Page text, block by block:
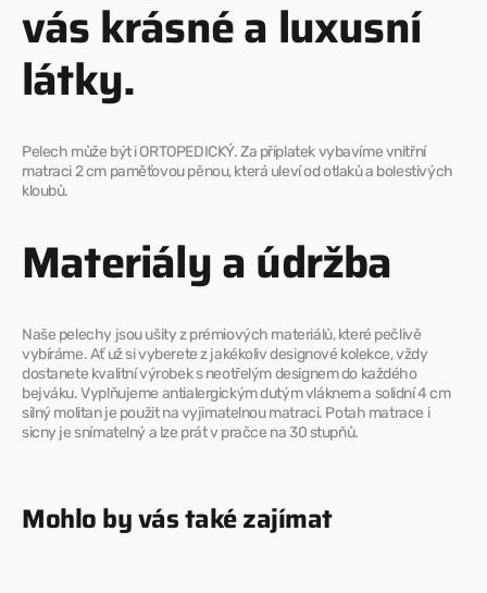
vás krásné a luxusní
látky.
Pelech může být i ORTOPEDICKÝ. Za příplatek vybavíme vnitřní
matraci 2 cm paměťovou pěnou, která uleví od otlaků a bolestivých
kloubů.
Materiály a údržba
Naše pelechy jsou ušity z prémiových materiálů, které pečlivě
vybíráme. Ať už si vyberete z jakékoliv designové kolekce, vždy
dostanete kvalitní výrobek s neotřelým designem do každého
bejváku. Vyplňujeme antialergickým dutým vláknem a solidní 4 cm
silný molitan je použit na vyjimatelnou matraci. Potah matrace i
sicny je snímatelný a lze prát v pračce na 30 stupňů.
Mohlo by vás také zajímat